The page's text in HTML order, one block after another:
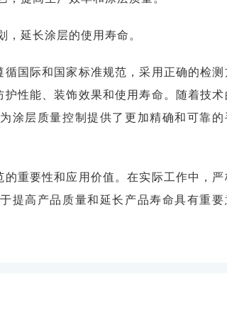
延长涂层的使用寿命。
国际和国家标准规范，采用正确的检测
性能、装饰效果和使用寿命。随着技术
涂层质量控制提供了更加精确和可靠的
重要性和应用价值。在实际工作中，严
提高产品质量和延长产品寿命具有重要